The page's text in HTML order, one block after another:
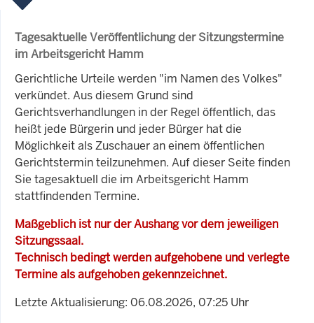
Tagesaktuelle Veröffentlichung der Sitzungstermine
im Arbeitsgericht Hamm
Gerichtliche Urteile werden "im Namen des Volkes"
verkündet. Aus diesem Grund sind
Gerichtsverhandlungen in der Regel öffentlich, das
heißt jede Bürgerin und jeder Bürger hat die
Möglichkeit als Zuschauer an einem öffentlichen
Gerichtstermin teilzunehmen. Auf dieser Seite finden
Sie tagesaktuell die im Arbeitsgericht Hamm
stattfindenden Termine.
Maßgeblich ist nur der Aushang vor dem jeweiligen
Sitzungssaal.
Technisch bedingt werden aufgehobene und verlegte
Termine als aufgehoben gekennzeichnet.
Letzte Aktualisierung: 06.08.2026, 07:25 Uhr